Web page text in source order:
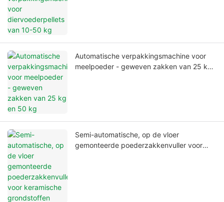
Automatische verpakkingsmachine voor
meelpoeder - geweven zakken van 25 kg
Semi-automatische, op de vloer
gemonteerde poederzakkenvuller voor